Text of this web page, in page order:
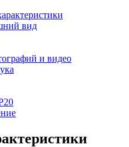
вид
и видео